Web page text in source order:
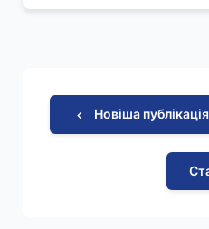
Новіша публікація